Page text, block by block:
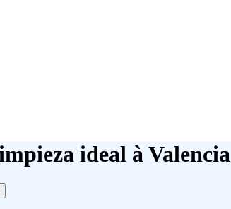
ideal à Valencia